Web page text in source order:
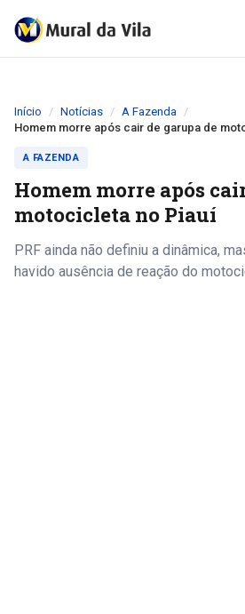
Início Notícias
A Fazenda
Homem morre após cair de garupa de
A FAZENDA
Homem morre após
motocicleta no Piauí
PRF ainda não definiu a dinâmica,
havido ausência de reação do